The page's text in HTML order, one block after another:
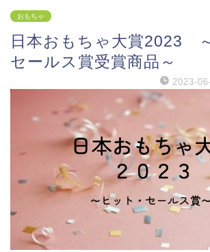
おもちゃ
日本おもちゃ大賞2023
セールス賞受賞商品～
2023-